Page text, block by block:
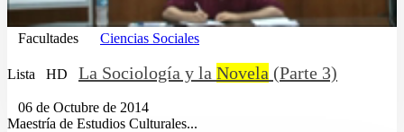
Facultades Ciencias Sociales
Lista HD La Sociología y la Novela (Parte 3)
06 de Octubre de 2014
Maestría de Estudios Culturales...